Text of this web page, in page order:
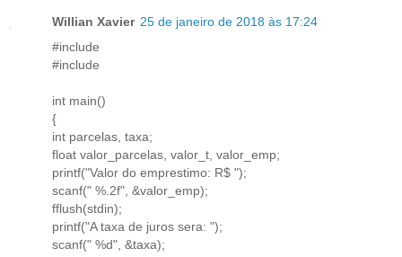
Willian Xavier 25 de janeiro de 2018 às 17:24
#include
#include
int main()
{
int parcelas, taxa;
float valor_parcelas, valor_t, valor_emp;
printf("Valor do emprestimo: R$ ");
scanf(" %.2f", &valor_emp);
fflush(stdin);
printf("A taxa de juros sera: ");
scanf(" %d", &taxa);